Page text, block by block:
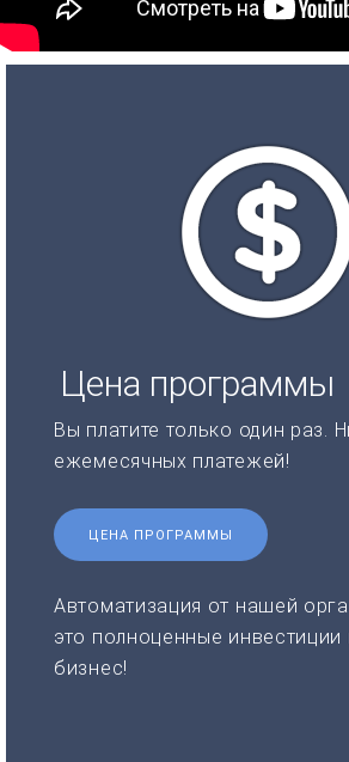
Цена программы
Вы платите только один раз.
ежемесячных платежей!
ЦЕНА ПРОГРАММЫ
Автоматизация от нашей
это полноценные
бизнес!